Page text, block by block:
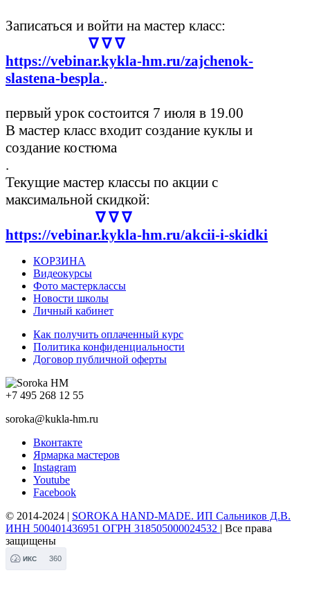
Записаться и войти на мастер класс:
∇ ∇ ∇
https://vebinar.kykla-hm.ru/zajchenok-
slastena-bespla..
первый урок состоится 7 июля в 19.00
В мастер класс входит создание куклы и
создание костюма
.
Текущие мастер классы по акции с
максимальной скидкой:
∇ ∇ ∇
https://vebinar.kykla-hm.ru/akcii-i-skidki
КОРЗИНА
Видеокурсы
Фото мастерклассы
Новости школы
Личный кабинет
Как получить оплаченный курс
Политика конфиденциальности
Договор публичной оферты
+7 495 268 12 55
soroka@kukla-hm.ru
Вконтакте
Ярмарка мастеров
Instagram
Youtube
Facebook
© 2014-2024 | SOROKA HAND-MADE. ИП Сальников Д.В.
ИНН 500401436951 ОГРН 318505000024532 | Все права
защищены
ИКС 360